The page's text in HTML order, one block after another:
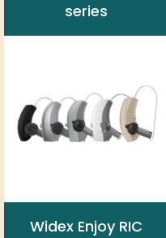
series
Widex Enjoy RIC